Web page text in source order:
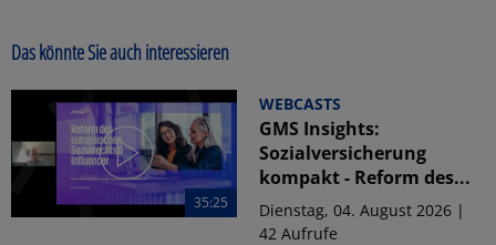
Das könnte Sie auch interessieren
35:25
WEBCASTS
GMS Insights:
Sozialversicherung
kompakt - Reform des...
Dienstag, 04. August 2026 |
42 Aufrufe